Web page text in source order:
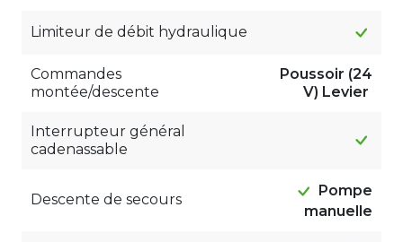
Limiteur de débit hydraulique
Commandes
montée/descente
Poussoir (24
V) Levier
Interrupteur général
cadenassable
Descente de secours
Pompe
manuelle